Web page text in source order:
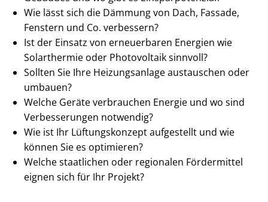
Wie lässt sich die Dämmung von Dach, Fassade,
Fenstern und Co. verbessern?
Ist der Einsatz von erneuerbaren Energien wie
Solarthermie oder Photovoltaik sinnvoll?
Sollten Sie Ihre Heizungsanlage austauschen oder
umbauen?
Welche Geräte verbrauchen Energie und wo sind
Verbesserungen notwendig?
Wie ist Ihr Lüftungskonzept aufgestellt und wie
können Sie es optimieren?
Welche staatlichen oder regionalen Fördermittel
eignen sich für Ihr Projekt?